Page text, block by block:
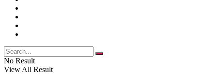
PENDIDIKAN
No Result
View All Result